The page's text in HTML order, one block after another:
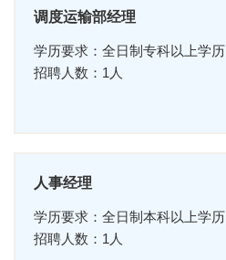
调度运输部经理
学历要求：全日制专科以上学历
招聘人数：1人
人事经理
学历要求：全日制本科以上学历
招聘人数：1人